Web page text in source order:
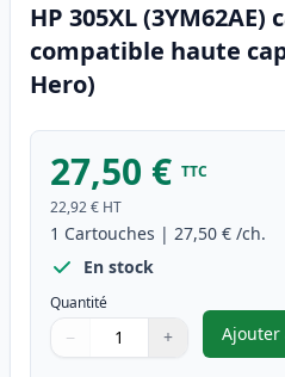
HP 305XL
compatible haute
Hero)
27,50 € TTC
22,92 € HT
1 Cartouches | 27,50 € /ch.
En stock
Quantité
Quantité
Utilisez les boutons pour
− +
Quantité